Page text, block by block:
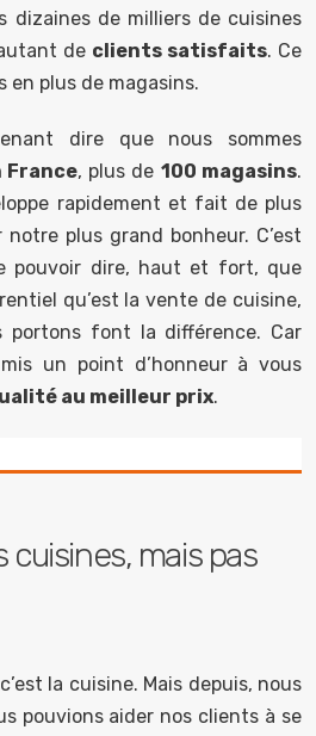
dizaines de milliers de cuisines
de clients satisfaits. Ce
en plus de magasins.
dire que nous sommes
, plus de 100 magasins.
rapidement et fait de plus
notre plus grand bonheur. C’est
pouvoir dire, haut et fort, que
qu’est la vente de cuisine,
font la différence. Car
un point d’honneur à vous
au meilleur prix.
cuisines, mais pas
la cuisine. Mais depuis, nous
pouvions aider nos clients à se